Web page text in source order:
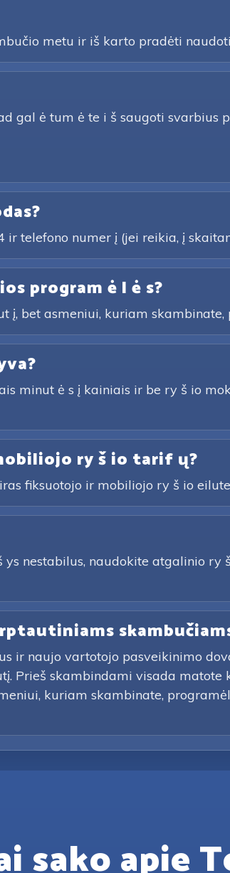
metu ir iš karto pradėti
gal ė tum ė te i š saugoti svarbius
telefono numer į (jei reikia, į
program ė l ė s?
į, bet asmeniui, kuriam skambinate,
minut ė s į kainiais ir be ry š io
ry š io tarif ų?
fiksuotojo ir mobiliojo ry š io
nestabilus, naudokite atgalinio
ir naujo vartotojo pasveikinimo
skambindami visada matote
kuriam skambinate,
sako apie